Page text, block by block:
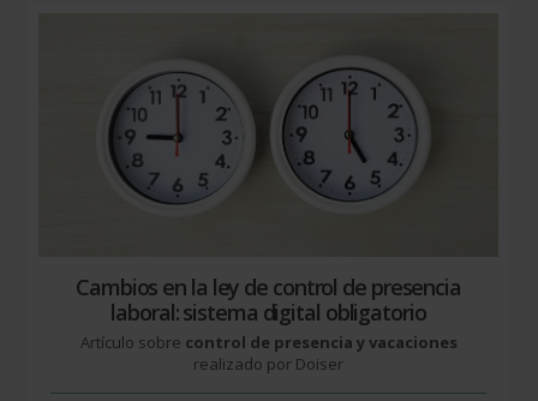
Cambios en la ley de control de presencia
laboral: sistema digital obligatorio
Artículo sobre control de presencia y vacaciones
realizado por Doiser